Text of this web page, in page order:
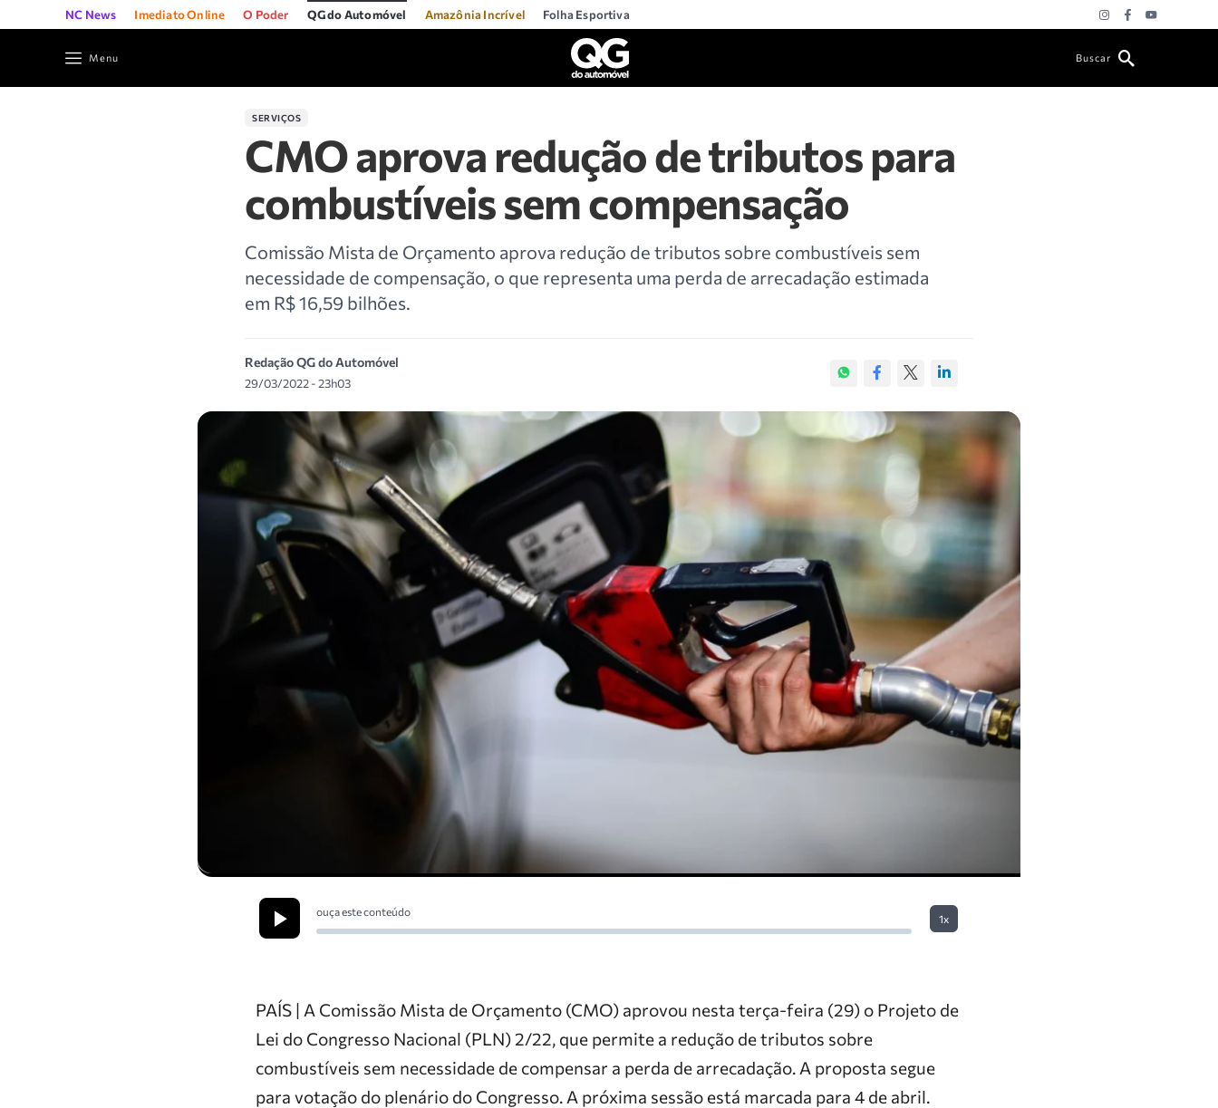
NC News Imediato Online O Poder QG do Automóvel Amazônia Incrível Folha Esportiva
Menu Buscar
SERVIÇOS
CMO aprova redução de tributos para
combustíveis sem compensação
Comissão Mista de Orçamento aprova redução de tributos sobre combustíveis sem
necessidade de compensação, o que representa uma perda de arrecadação estimada
em R$ 16,59 bilhões.
Redação QG do Automóvel
29/03/2022 - 23h03
ouça este conteúdo
1x
PAÍS | A Comissão Mista de Orçamento (CMO) aprovou nesta terça-feira (29) o Projeto de
Lei do Congresso Nacional (PLN) 2/22, que permite a redução de tributos sobre
combustíveis sem necessidade de compensar a perda de arrecadação. A proposta segue
para votação do plenário do Congresso. A próxima sessão está marcada para 4 de abril.